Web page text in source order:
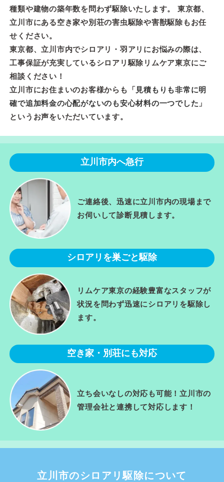
種類や建物の築年数を問わず駆除いたします。 東京都、
立川市にある空き家や別荘の害虫駆除や害獣駆除もお任
せください。
東京都、立川市内でシロアリ・羽アリにお悩みの際は、
工事保証が充実しているシロアリ駆除リムケア東京にご
相談ください！
立川市にお住まいのお客様からも「 見積もりも非常に明
確で追加料金の心配がないのも安心材料の一つでした 」
というお声をいただいています。
立川市内へ急行
ご連絡後、迅速に立川市内の現場まで
お伺いして診断見積します。
シロアリを巣ごと駆除
リムケア東京の経験豊富なスタッフが
状況を問わず迅速にシロアリを駆除し
ます。
空き家・別荘にも対応
立ち会いなしの対応も可能！立川市の
管理会社と連携して対応します！
立川市のシロアリ駆除について